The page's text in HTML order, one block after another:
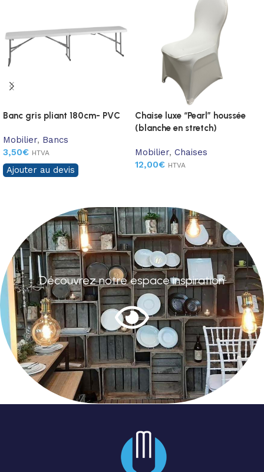
Banc gris pliant 180cm- PVC
Mobilier, Bancs
3,50€ HTVA
Ajouter au devis
Chaise luxe “Pearl” houssée
(blanche en stretch)
Mobilier, Chaises
12,00€ HTVA
Découvrez notre espace inspiration